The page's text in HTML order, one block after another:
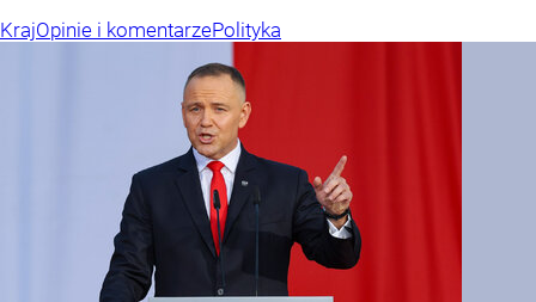
KrajOpinie i komentarzePolityka